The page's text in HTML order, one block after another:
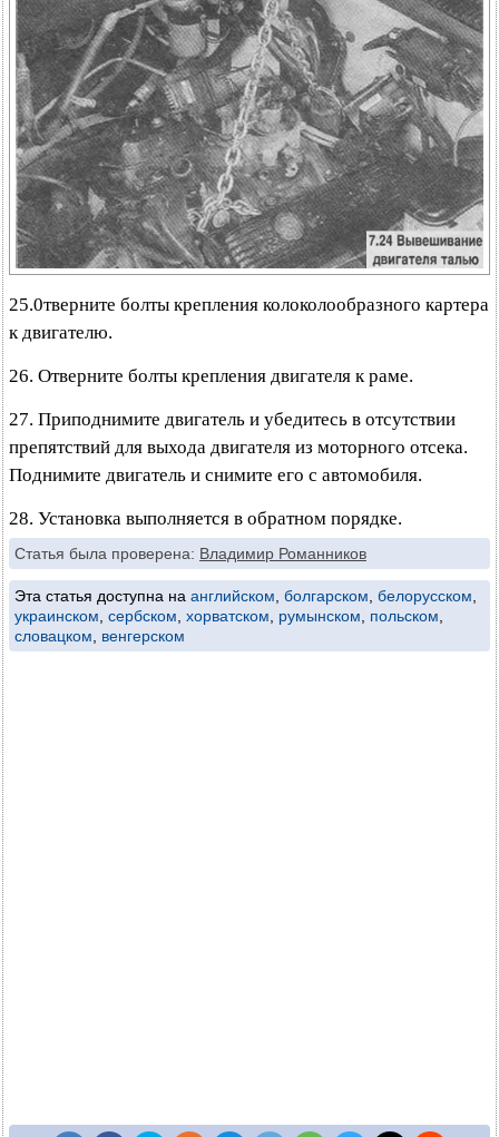
25.0тверните болты крепления колоколообразного картера
к двигателю.
26. Отверните болты крепления двигателя к раме.
27. Приподнимите двигатель и убедитесь в отсутствии
препятствий для выхода двигателя из моторного отсека.
Поднимите двигатель и снимите его с автомобиля.
28. Установка выполняется в обратном порядке.
Статья была проверена: Владимир Романников
Эта статья доступна на английском болгарском белорусском
украинском сербском хорватском румынском польском
словацком
венгерском